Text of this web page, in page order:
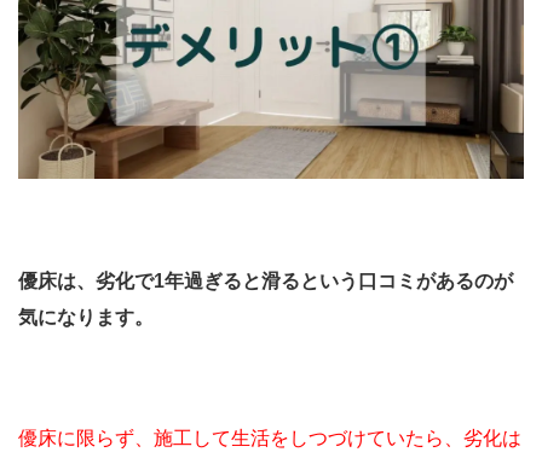
優床は、劣化で1年過ぎると滑るという口コミがあるのが
気になります。
優床に限らず、施工して生活をしつづけていたら、劣化は